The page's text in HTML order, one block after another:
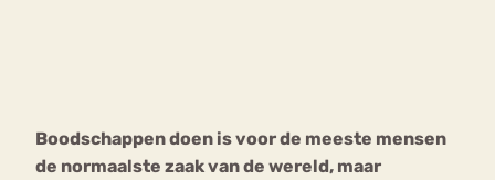
Boodschappen doen is voor de meeste mensen
de normaalste zaak van de wereld, maar
Forum
osa